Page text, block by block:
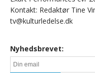
Kontakt: Redaktør Tine
tv@kulturledelse.dk
Nyhedsbrevet: